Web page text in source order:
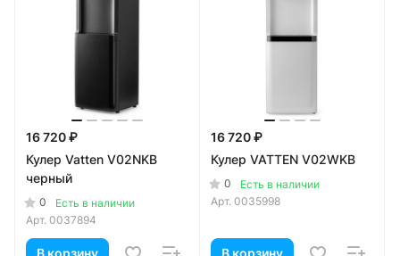
16 720 ₽
Кулер Vatten V02NKB
черный
0
Есть в наличии
Арт. 0037894
В корзину
16 720 ₽
Кулер VATTEN V02WKB
0
Есть в наличии
Арт. 0035998
В корзину